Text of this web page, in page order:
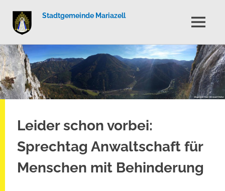
Zum
Inhalt
springen
Stadtgemeinde Mariazell
MENÜ
Leider schon vorbei:
Sprechtag Anwaltschaft für
Menschen mit Behinderung